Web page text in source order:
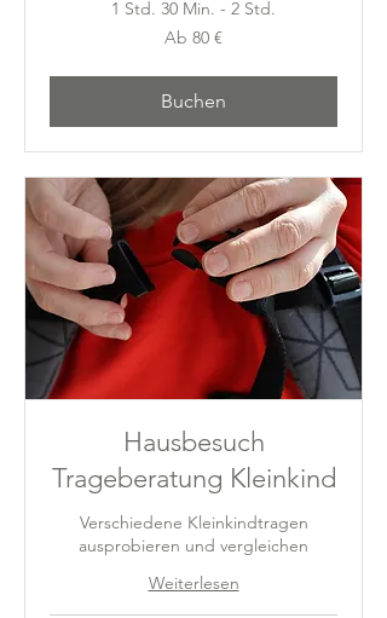
1 Std. 30 Min. - 2 Std.
Ab 80 €
Buchen
Hausbesuch
Trageberatung Kleinkind
Verschiedene Kleinkindtragen
ausprobieren und vergleichen
Weiterlesen